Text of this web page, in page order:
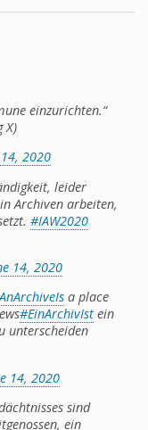
einzurichten.“
X)
2020
leider
Archiven arbeiten,
#IAW2020
14, 2020
a place
#EinArchivIst ein
unterscheiden
14, 2020
sind
ein